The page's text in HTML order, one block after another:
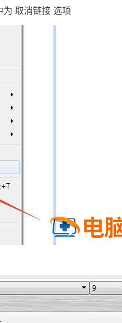
为 取消链接 选项